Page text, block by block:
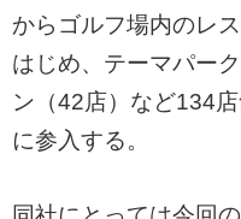
からゴルフ場内のレ
はじめ、テーマパー
ン（42店）など134
に参入する。